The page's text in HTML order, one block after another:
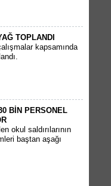
TOPLANDI
kapsamında
BİN PERSONEL
okul saldırılarının
baştan aşağı